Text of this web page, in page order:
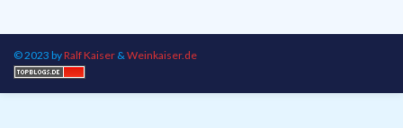
© 2023 byRalf Kaiser & Weinkaiser.de